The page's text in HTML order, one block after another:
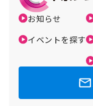
お知らせ
イベントを探す